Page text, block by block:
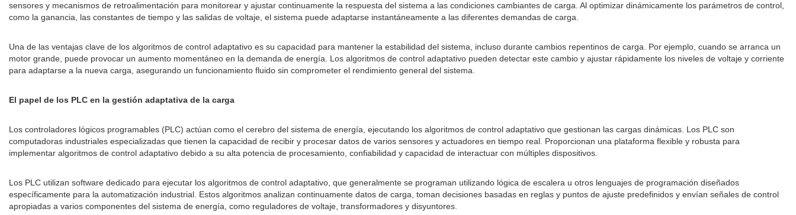
sensores y mecanismos de retroalimentación para monitorear y ajustar continuamente la respuesta del sistema a las condiciones cambiantes de carga. Al optimizar dinámicamente los parámetros de control,
como la ganancia, las constantes de tiempo y las salidas de voltaje, el sistema puede adaptarse instantáneamente a las diferentes demandas de carga.
Una de las ventajas clave de los algoritmos de control adaptativo es su capacidad para mantener la estabilidad del sistema, incluso durante cambios repentinos de carga. Por ejemplo, cuando se arranca un
motor grande, puede provocar un aumento momentáneo en la demanda de energía. Los algoritmos de control adaptativo pueden detectar este cambio y ajustar rápidamente los niveles de voltaje y corriente
para adaptarse a la nueva carga, asegurando un funcionamiento fluido sin comprometer el rendimiento general del sistema.
El papel de los PLC en la gestión adaptativa de la carga
Los controladores lógicos programables (PLC) actúan como el cerebro del sistema de energía, ejecutando los algoritmos de control adaptativo que gestionan las cargas dinámicas. Los PLC son
computadoras industriales especializadas que tienen la capacidad de recibir y procesar datos de varios sensores y actuadores en tiempo real. Proporcionan una plataforma flexible y robusta para
implementar algoritmos de control adaptativo debido a su alta potencia de procesamiento, confiabilidad y capacidad de interactuar con múltiples dispositivos.
Los PLC utilizan software dedicado para ejecutar los algoritmos de control adaptativo, que generalmente se programan utilizando lógica de escalera u otros lenguajes de programación diseñados
específicamente para la automatización industrial. Estos algoritmos analizan continuamente datos de carga, toman decisiones basadas en reglas y puntos de ajuste predefinidos y envían señales de control
apropiadas a varios componentes del sistema de energía, como reguladores de voltaje, transformadores y disyuntores.